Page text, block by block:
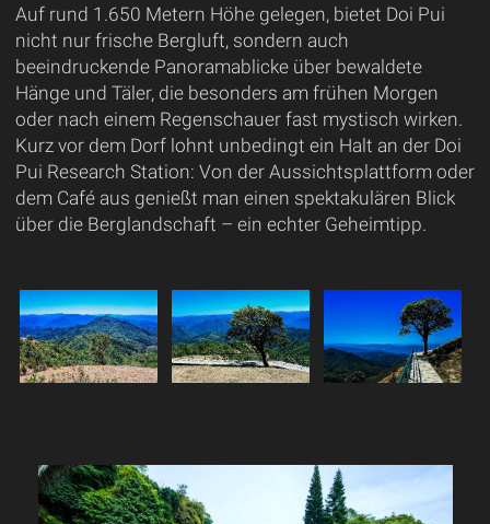
Auf rund 1.650 Metern Höhe gelegen, bietet Doi Pui
nicht nur frische Bergluft, sondern auch
beeindruckende Panoramablicke über bewaldete
Hänge und Täler, die besonders am frühen Morgen
oder nach einem Regenschauer fast mystisch wirken.
Kurz vor dem Dorf lohnt unbedingt ein Halt an der Doi
Pui Research Station: Von der Aussichtsplattform oder
dem Café aus genießt man einen spektakulären Blick
über die Berglandschaft – ein echter Geheimtipp.